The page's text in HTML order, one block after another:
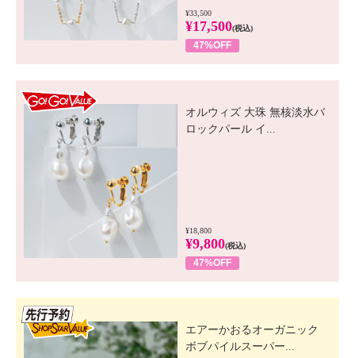
¥33,500
¥17,500(税込)
47%OFF
オルウィズ 大珠 無核淡水バ
ロックパール イ...
¥18,800
¥9,800(税込)
47%OFF
エアーかおるオーガニック
ボブパイルスーパー...